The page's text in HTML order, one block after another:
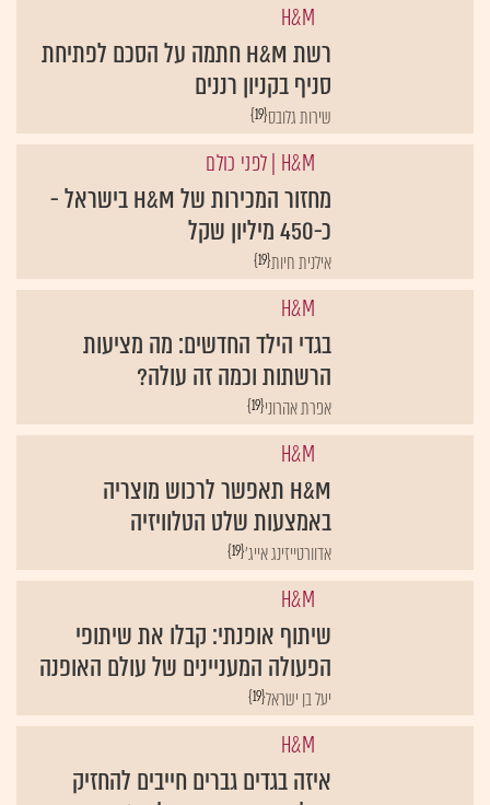
H&M
רשת H&M חתמה על הסכם לפתיחת
סניף בקניון רננים
{19}שירות גלובס
H&M | לפני כולם
מחזור המכירות של H&M בישראל -
כ-450 מיליון שקל
{19}אילנית חיות
H&M
בגדי הילד החדשים: מה מציעות
הרשתות וכמה זה עולה?
{19}אפרת אהרוני
H&M
H&M תאפשר לרכוש מוצריה
באמצעות שלט הטלוויזיה
{19}אדוורטייזינג אייג'
H&M
שיתוף אופנתי: קבלו את שיתופי
הפעולה המעניינים של עולם האופנה
{19}יעל בן ישראל
H&M
איזה בגדים גברים חייבים להחזיק